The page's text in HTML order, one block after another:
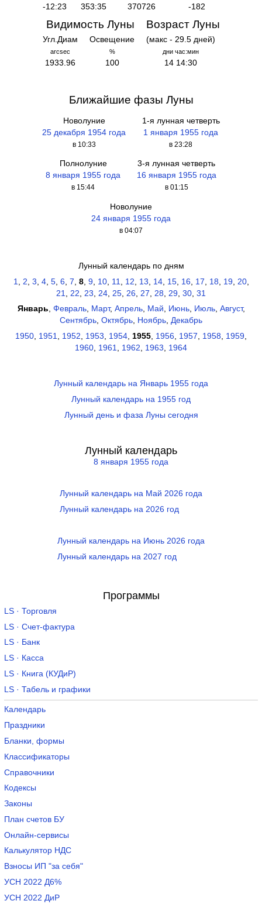
-12:23 353:35 370726 -182
Видимость Луны
Угл.Диам
arcsec
1933.96
Освещение
%
100
Возраст Луны
(макс - 29.5 дней)
дни час:мин
14 14:30
Ближайшие фазы Луны
Новолуние
25 декабря 1954 года
в 10:33
1-я лунная четверть
1 января 1955 года
в 23:28
Полнолуние
8 января 1955 года
в 15:44
3-я лунная четверть
16 января 1955 года
в 01:15
Новолуние
24 января 1955 года
в 04:07
Лунный календарь по дням
1
2 3 4, 5, 6, 7 8, 9, 10, 11 12 13 14, 15, 16, 17 18 19, 20,
21
22 23 24 25 26 27 28 29 30 31
Январь, Февраль, Март, Апрель, Май, Июнь, Июль, Август,
Сентябрь, Октябрь, Ноябрь, Декабрь
1950, 1951, 1952, 1953, 1954, 1955, 1956, 1957, 1958, 1959,
1960, 1961, 1962, 1963, 1964
Лунный календарь на Январь 1955 года
Лунный календарь на 1955 год
Лунный день и фаза Луны сегодня
Лунный календарь
8 января 1955 года
Лунный календарь на Май 2026 года
Лунный календарь на 2026 год
Лунный календарь на Июнь 2026 года
Лунный календарь на 2027 год
Программы
LS · Торговля
LS · Счет-фактура
LS · Банк
LS · Касса
LS · Книга (КУДиР)
LS · Табель и графики
Календарь
Праздники
Бланки, формы
Классификаторы
Справочники
Кодексы
Законы
План счетов БУ
Онлайн-сервисы
Калькулятор НДС
Взносы ИП "за себя"
УСН 2022 Д6%
УСН 2022 ДиР